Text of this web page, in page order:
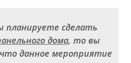
планируете сделать
дома, то вы
данное мероприятие